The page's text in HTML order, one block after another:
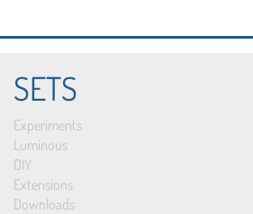
SETS
Experiments
Luminous
DIY
Extensions
Downloads